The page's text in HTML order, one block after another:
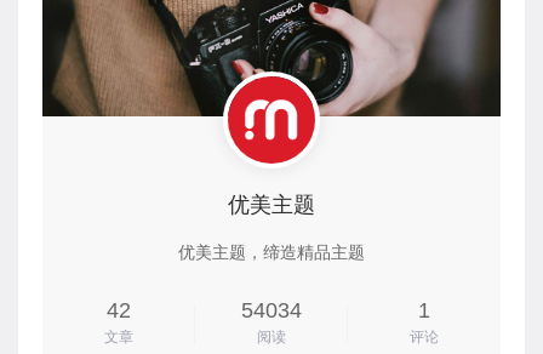
优美主题
优美主题，缔造精品主题
42
文章
54034
阅读
1
评论